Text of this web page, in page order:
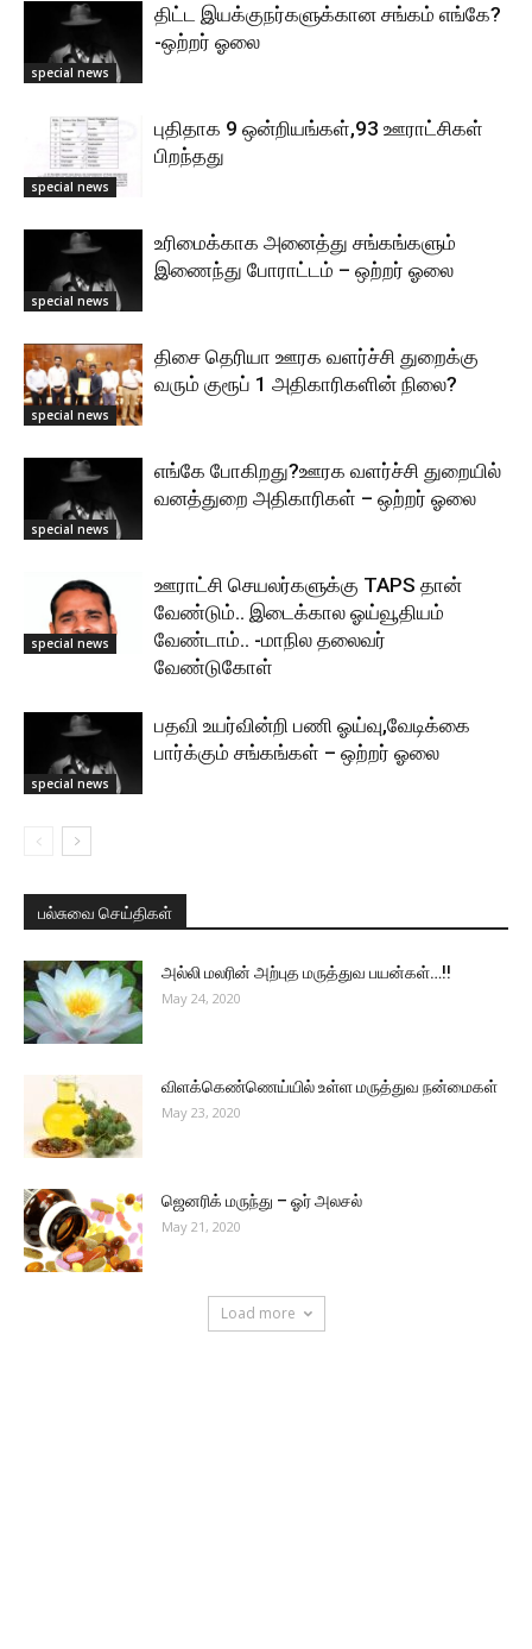
special news
திட்ட இயக்குநர்களுக்கான சங்கம் எங்கே?
-ஒற்றர் ஓலை
special news
புதிதாக 9 ஒன்றியங்கள்,93 ஊராட்சிகள்
பிறந்தது
special news
உரிமைக்காக அனைத்து சங்கங்களும்
இணைந்து போராட்டம் – ஒற்றர் ஓலை
special news
திசை தெரியா ஊரக வளர்ச்சி துறைக்கு
வரும் குரூப் 1 அதிகாரிகளின் நிலை?
special news
எங்கே போகிறது?ஊரக வளர்ச்சி துறையில்
வனத்துறை அதிகாரிகள் – ஒற்றர் ஓலை
special news
ஊராட்சி செயலர்களுக்கு TAPS தான்
வேண்டும்.. இடைக்கால ஓய்வூதியம்
வேண்டாம்.. -மாநில தலைவர்
வேண்டுகோள்
special news
பதவி உயர்வின்றி பணி ஓய்வு,வேடிக்கை
பார்க்கும் சங்கங்கள் – ஒற்றர் ஓலை
பல்சுவை செய்திகள்
அல்லி மலரின் அற்புத மருத்துவ பயன்கள்…!!
May 24, 2020
விளக்கெண்ணெய்யில் உள்ள மருத்துவ நன்மைகள்
May 23, 2020
ஜெனரிக் மருந்து – ஓர் அலசல்
May 21, 2020
Load more